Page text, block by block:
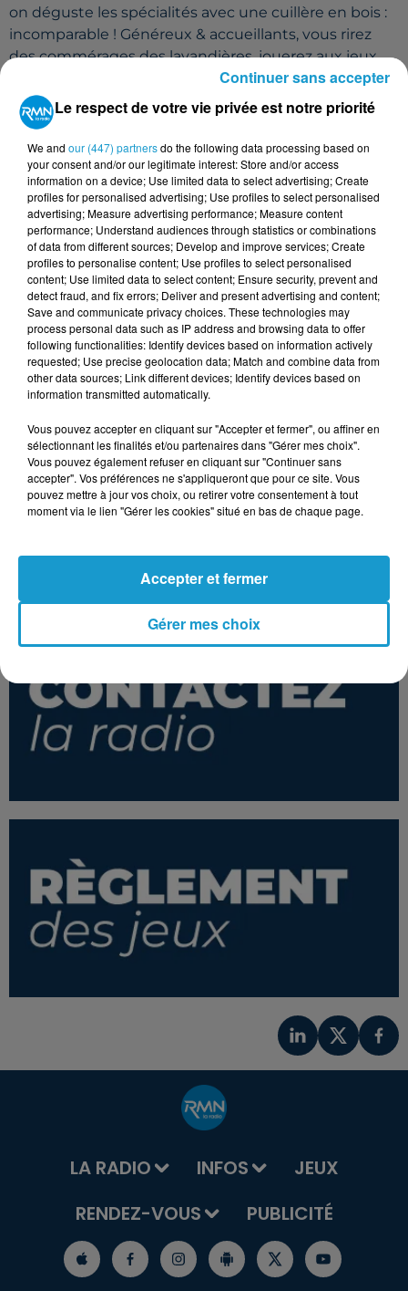
on déguste les spécialités avec une cuillère en bois :
incomparable ! Généreux & accueillants, vous rirez
des commérages des lavandières, jouerez aux jeux
traditionnels, et frissonnerez des histoires de
Korrigans... »
Plus d'informations sur
Nous contactons le(s) gagnant(s) par téléphone et nous
envoyons le lot par courrier à l'adresse indiquée.
Le jeu est terminé
TITRES DIFFUSÉS Voir plus
18h15
18h15
ZAZIE
18h11
18h11
THE PRETENDERS INDOCHINE
LA RADIO INFOS
JEUX
RENDEZ-VOUS
PUBLICITÉ
Le respect de votre vie privée est notre priorité
We and our (447) partnersdo the following data processing based on
your consent and/or our legitimate interest: Store and/or access
information on a device; Use limited data to select advertising; Create
profiles for personalised advertising; Use profiles to select personalised
advertising; Measure advertising performance; Measure content
performance; Understand audiences through statistics or combinations
of data from different sources; Develop and improve services; Create
profiles to personalise content; Use profiles to select personalised
content; Use limited data to select content; Ensure security, prevent and
detect fraud, and fix errors; Deliver and present advertising and content;
Save and communicate privacy choices. These technologies may
process personal data such as IP address and browsing data to offer
following functionalities: Identify devices based on information actively
requested; Use precise geolocation data; Match and combine data from
other data sources; Link different devices; Identify devices based on
information transmitted automatically.
Vous pouvez accepter en cliquant sur "Accepter et fermer", ou affiner en
sélectionnant les finalités et/ou partenaires dans "Gérer mes choix".
Vous pouvez également refuser en cliquant sur "Continuer sans
accepter". Vos préférences ne s'appliqueront que pour ce site. Vous
pouvez mettre à jour vos choix, ou retirer votre consentement à tout
moment via le lien "Gérer les cookies" situé en bas de chaque page.
Gérer mes choix
Accepter et fermer
Continuer sans accepter